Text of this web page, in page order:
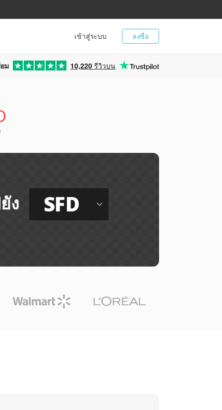
ลงชื่อ
เข้าสู่ระบบ
ม 10,220 รีวิวบน
ง SFD